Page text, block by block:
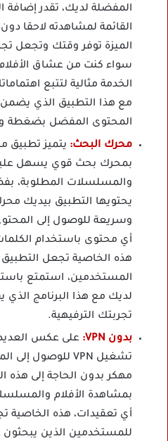
المفضلة لديك، تقدر إضافة
القائمة لمشاهدته لاحقا
الميزة توفر وقتك وتجعل
سواء كنت من عشاق
الخدمة مثالية لتتبع
مع هذا التطبيق الذي
المحتوى المفضل بضغطة
محرك البحث:
بمحرك بحث قوي يسهل عليك
والمسلسلات المطلوبة،
يحتويها التطبيق بيديك
وسريعة للوصول إلى
أي محتوى باستخدام
هذه الخاصية تجعل التطبيق
المستخدمين، استمتع
لديك مع هذا البرنامج
تجربتك الترفيهية.
بدون VPN:
على عكس العديد
مهكر بدون الحاجة إلى هذه
بمشاهدة الأفلام
أي تعقيدات، هذه الخاصية
للمستخدمين الذين